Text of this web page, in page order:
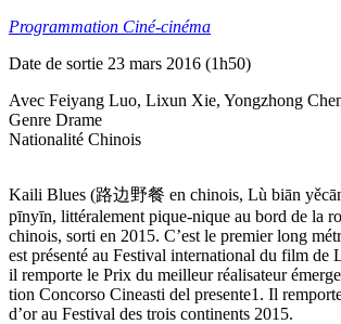
Programmation Ciné-cinéma
Date de sortie 23 mars 2016 (1h50)
Avec Feiyang Luo, Lixun Xie, Yongzhong
Genre Drame
Nationalité Chinois
Kaili Blues (路边野餐 en chinois, Lù biān
pīnyīn, littéralement pique-nique au bord de la
chinois, sorti en 2015. C’est le premier long
est présenté au Festival international du film de
il remporte le Prix du meilleur réalisateur
tion Concorso Cineasti del presente1. Il
d’or au Festival des trois continents 2015.